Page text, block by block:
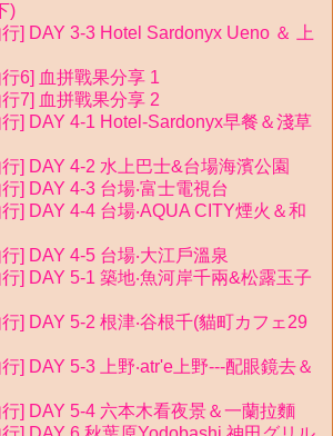
)
] DAY 3-3 Hotel Sardonyx Ueno ＆ 上
6] 血拼戰果分享 1
7] 血拼戰果分享 2
] DAY 4-1 Hotel-Sardonyx早餐＆淺草
] DAY 4-2 水上巴士&台場海濱公園
] DAY 4-3 台場‧富士電視台
] DAY 4-4 台場‧AQUA CITY煙火＆和
] DAY 4-5 台場‧大江戶溫泉
] DAY 5-1 築地‧魚河岸千兩&松露玉子
] DAY 5-2 根津‧谷根千(貓町カフェ29
] DAY 5-3 上野‧atr'e上野---配眼鏡去＆
] DAY 5-4 六本木看夜景＆一蘭拉麵